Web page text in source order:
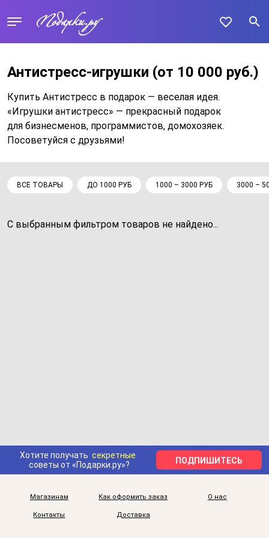
Антистресс-игрушки (от 10 000 руб.)
Купить Антистресс в подарок — веселая идея.
«Игрушки антистресс» — прекрасный подарок
для бизнесменов, программистов, домохозяек.
Посоветуйся с друзьями!
ВСЕ ТОВАРЫ ДО 1000 РУБ 1000 – 3000 РУБ 3000 –
С выбранным фильтром товаров не найдено...
Хотите получать секретные
советы от «Подарки.ру»?
ПОДПИШИТЕСЬ
Магазинам Как оформить заказ О нас
Контакты Доставка